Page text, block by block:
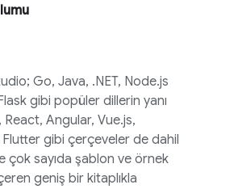
; Go, Java, .NET, Node.js
gibi popüler dillerin yanı
React, Angular, Vue.js,
gibi çerçeveler de dahil
çok sayıda şablon ve örnek
geniş bir kitaplıkla